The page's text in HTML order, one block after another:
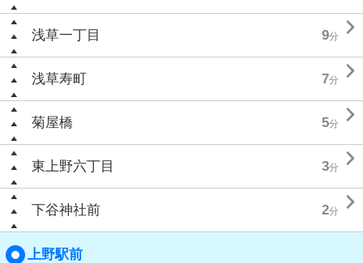
浅草一丁目 9分 
浅草寿町 7分 
菊屋橋 5分 
東上野六丁目 3分 
下谷神社前 2分 
上野駅前